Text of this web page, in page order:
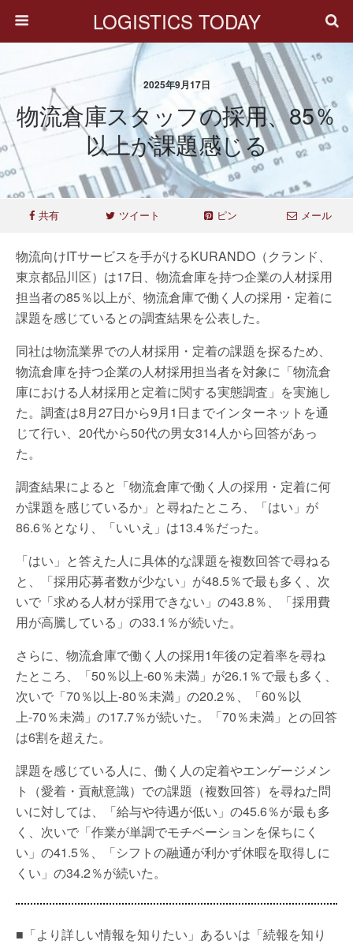
LOGISTICS TODAY
2025年9月17日
物流倉庫スタッフの採用、85％
以上が課題感じる
共有 ツイート ピン メール
物流向けITサービスを手がけるKURANDO（クランド、
東京都品川区）は17日、物流倉庫を持つ企業の人材採用
担当者の85％以上が、物流倉庫で働く人の採用・定着に
課題を感じているとの調査結果を公表した。
同社は物流業界での人材採用・定着の課題を探るため、
物流倉庫を持つ企業の人材採用担当者を対象に「物流倉
庫における人材採用と定着に関する実態調査」を実施し
た。調査は8月27日から9月1日までインターネットを通
じて行い、20代から50代の男女314人から回答があっ
た。
調査結果によると「物流倉庫で働く人の採用・定着に何
か課題を感じているか」と尋ねたところ、「はい」が
86.6％となり、「いいえ」は13.4％だった。
「はい」と答えた人に具体的な課題を複数回答で尋ねる
と、「採用応募者数が少ない」が48.5％で最も多く、次
いで「求める人材が採用できない」の43.8％、「採用費
用が高騰している」の33.1％が続いた。
さらに、物流倉庫で働く人の採用1年後の定着率を尋ね
たところ、「50％以上-60％未満」が26.1％で最も多く、
次いで「70％以上-80％未満」の20.2％、「60％以
上-70％未満」の17.7％が続いた。「70％未満」との回答
は6割を超えた。
課題を感じている人に、働く人の定着やエンゲージメン
ト（愛着・貢献意識）での課題（複数回答）を尋ねた問
いに対しては、「給与や待遇が低い」の45.6％が最も多
く、次いで「作業が単調でモチベーションを保ちにく
い」の41.5％、「シフトの融通が利かず休暇を取得しに
くい」の34.2％が続いた。
■「より詳しい情報を知りたい」あるいは「続報を知り